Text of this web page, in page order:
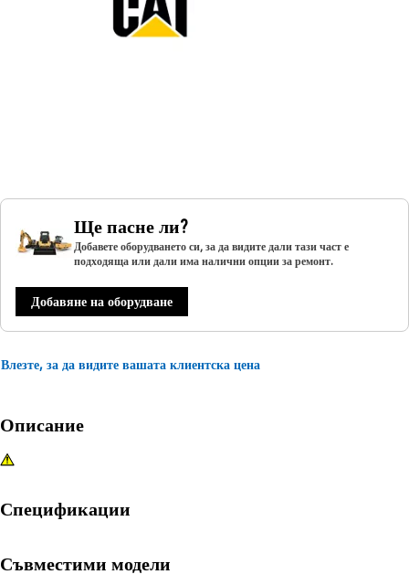
Ще пасне ли?
Добавете оборудването си, за да видите дали тази част е
подходяща или дали има налични опции за ремонт.
Добавяне на оборудване
Влезте, за да видите вашата клиентска цена
Описание
Спецификации
Съвместими модели